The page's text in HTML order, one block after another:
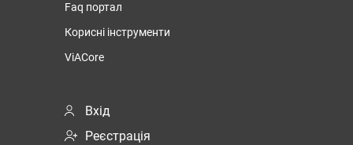
Faq портал
Корисні інструменти
ViACore
Вхід
Реєстрація